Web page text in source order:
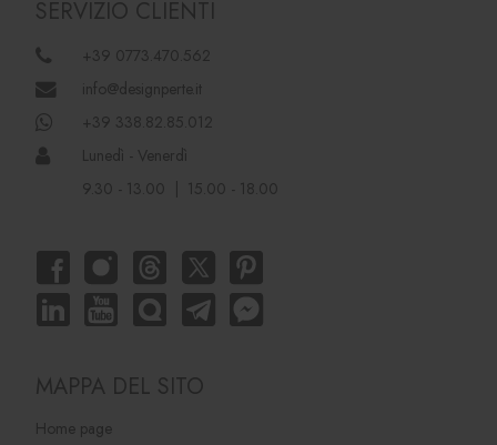
SERVIZIO CLIENTI
+39 0773.470.562
info@designperte.it
+39 338.82.85.012
Lunedì - Venerdì
9.30 - 13.00 | 15.00 - 18.00
MAPPA DEL SITO
Home page